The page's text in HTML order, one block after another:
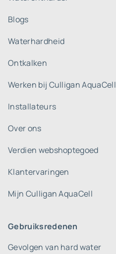
Blogs
Waterhardheid
Ontkalken
Werken bij Culligan AquaCell
Installateurs
Over ons
Verdien webshoptegoed
Klantervaringen
Mijn Culligan AquaCell
Gebruiksredenen
Gevolgen van hard water